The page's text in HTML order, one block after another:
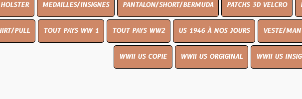
MEDAILLES/INSIGNES PANTALON/SHORT/BERMUDA PATCHS 3D VELCRO PEINTURE
TOUT PAYS WW 1 TOUT PAYS WW2 US 1946 À NOS JOURS VESTE/MANTEAU
WWII US COPIE WWII US ORGIGINAL WWII US INSIGNES